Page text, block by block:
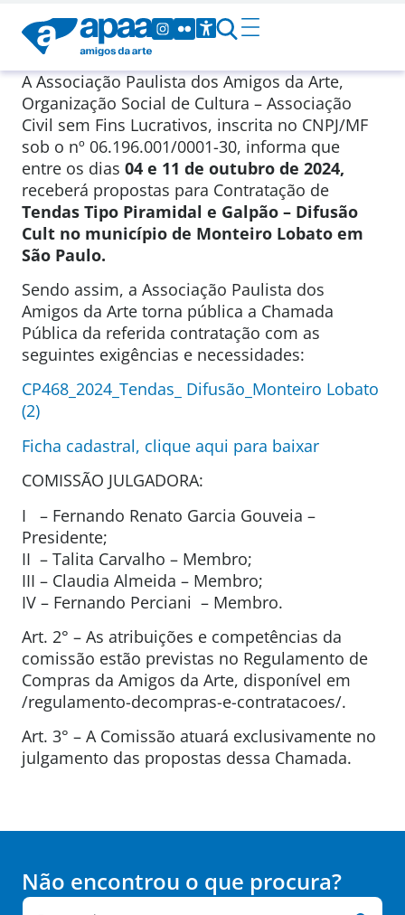
A Associação Paulista dos Amigos da Arte,
Organização Social de Cultura – Associação
Civil sem Fins Lucrativos, inscrita no CNPJ/MF
sob o nº 06.196.001/0001-30, informa que
entre os dias 04 e 11 de outubro de 2024,
receberá propostas para Contratação de
Tendas Tipo Piramidal e Galpão – Difusão
Cult no município de Monteiro Lobato em
São Paulo.
Sendo assim, a Associação Paulista dos
Amigos da Arte torna pública a Chamada
Pública da referida contratação com as
seguintes exigências e necessidades:
CP468_2024_Tendas_ Difusão_Monteiro Lobato
(2)
Ficha cadastral, clique aqui para baixar
COMISSÃO JULGADORA:
I – Fernando Renato Garcia Gouveia –
Presidente;
II – Talita Carvalho – Membro;
III – Claudia Almeida – Membro;
IV – Fernando Perciani – Membro.
Art. 2° – As atribuições e competências da
comissão estão previstas no Regulamento de
Compras da Amigos da Arte, disponível em
/regulamento-decompras-e-contratacoes/.
Art. 3° – A Comissão atuará exclusivamente no
julgamento das propostas dessa Chamada.
Não encontrou o que procura?